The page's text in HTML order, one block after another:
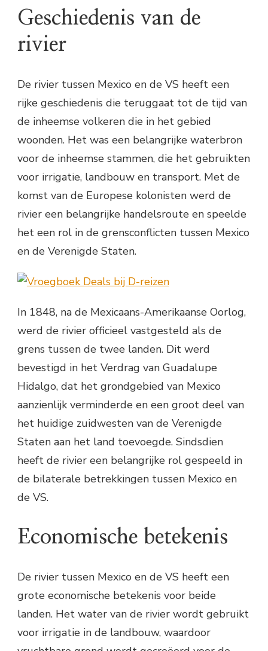
Geschiedenis van de
rivier
De rivier tussen Mexico en de VS heeft een
rijke geschiedenis die teruggaat tot de tijd van
de inheemse volkeren die in het gebied
woonden. Het was een belangrijke waterbron
voor de inheemse stammen, die het gebruikten
voor irrigatie, landbouw en transport. Met de
komst van de Europese kolonisten werd de
rivier een belangrijke handelsroute en speelde
het een rol in de grensconflicten tussen Mexico
en de Verenigde Staten.
In 1848, na de Mexicaans-Amerikaanse Oorlog,
werd de rivier officieel vastgesteld als de
grens tussen de twee landen. Dit werd
bevestigd in het Verdrag van Guadalupe
Hidalgo, dat het grondgebied van Mexico
aanzienlijk verminderde en een groot deel van
het huidige zuidwesten van de Verenigde
Staten aan het land toevoegde. Sindsdien
heeft de rivier een belangrijke rol gespeeld in
de bilaterale betrekkingen tussen Mexico en
de VS.
Economische betekenis
De rivier tussen Mexico en de VS heeft een
grote economische betekenis voor beide
landen. Het water van de rivier wordt gebruikt
voor irrigatie in de landbouw, waardoor